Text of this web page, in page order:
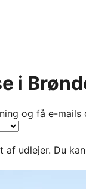
i
og få e-mails
udlejer. Du